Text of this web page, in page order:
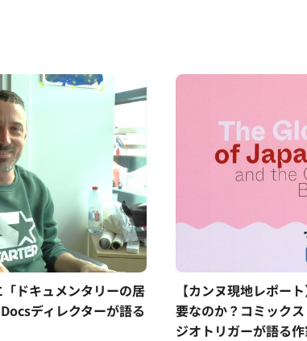
ドキュメンタリーの居
ディレクターが語る
【カンヌ現地レポー
要なのか？コミック
ジオトリガーが語る